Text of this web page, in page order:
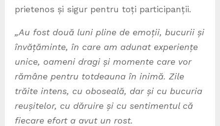
prietenos și sigur pentru toți participanții.
„Au fost două luni pline de emoții, bucurii și
învățăminte, în care am adunat experiențe
unice, oameni dragi și momente care vor
rămâne pentru totdeauna în inimă. Zile
trăite intens, cu oboseală, dar și cu bucuria
reușitelor, cu dăruire și cu sentimentul că
fiecare efort a avut un rost.